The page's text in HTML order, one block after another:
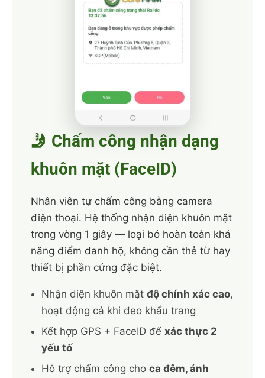
🤳 Chấm công nhận dạng
khuôn mặt (FaceID)
Nhân viên tự chấm công bằng camera
điện thoại. Hệ thống nhận diện khuôn mặt
trong vòng 1 giây — loại bỏ hoàn toàn khả
năng điểm danh hộ, không cần thẻ từ hay
thiết bị phần cứng đặc biệt.
Nhận diện khuôn mặt độ chính xác cao,
hoạt động cả khi đeo khẩu trang
Kết hợp GPS + FaceID để xác thực 2
yếu tố
Hỗ trợ chấm công cho ca đêm, ánh